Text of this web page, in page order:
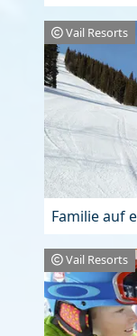
Vail Resorts
Familie auf
Vail Resorts